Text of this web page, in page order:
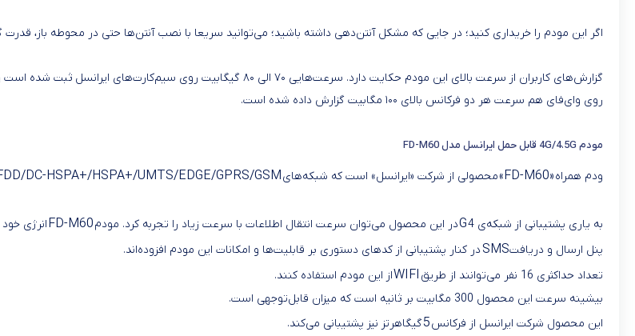
اگر این مودم را خریداری کنید؛ در جایی که مشکل آنتن‌دهی داشته باشید؛ می‌توانید سریعا با نصب آنتن‌ها حتی در محوطه باز، قدرت
گزارش‌های کاربران از سرعت بالای این مودم حکایت دارد. سرعت‌هایی ۷۰ الی ۸۰ گیگابیت روی سیم‌کارت‌های ایرانسل ثبت شده است و با تجمیع فرکانس می‌توان به سرعت بالای ۱۰۰ مگابیت رسید.
روی وای‌فای هم سرعت هر دو فرکانس بالای ۱۰۰ مگابیت گزارش داده شده است.
مودم 4G/4.5G قابل حمل ایرانسل مدل FD-M60
ودم همراه«FD-M60»محصولی از شرکت «ایرانسل» است که شبکه‌هایDC-HSPA+/HSPA+/UMTS/EDGE/GPRS/GSM
به یاری پشتیبانی از شبکه‌ی 4 Gدر این محصول می‌توان سرعت انتقال اطلاعات با سرعت زیاد را تجربه کرد. مودمFD-M60انرژی خود را از
پنل ارسال و دریافتSMSدر کنار پشتیبانی از کدهای دستوری بر قابلیت‌ها و امکانات این مودم افزوده‌اند.
تعداد حداکثری 16 نفر می‌توانند از طریق
WIFIاز این مودم استفاده کنند.
بیشینه سرعت این محصول 300 مگابیت بر ثانیه است که میزان قابل‌توجهی است.
این محصول شرکت ایرانسل از فرکانس5گیگاهرتز نیز پشتیبانی می‌کند.